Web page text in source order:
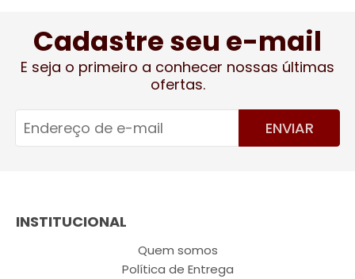
Cadastre seu e-mail
E seja o primeiro a conhecer nossas últimas
ofertas.
ENVIAR
INSTITUCIONAL
Quem somos
Política de Entrega